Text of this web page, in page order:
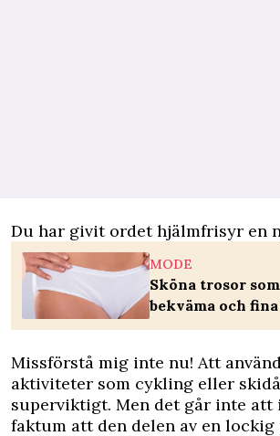
Du har givit ordet hjälmfrisyr en
MODE
Sköna trosor som
bekväma och
Missförstå mig inte nu! Att
aktiviteter som cykling eller
superviktigt. Men det går inte att
faktum att den delen av en